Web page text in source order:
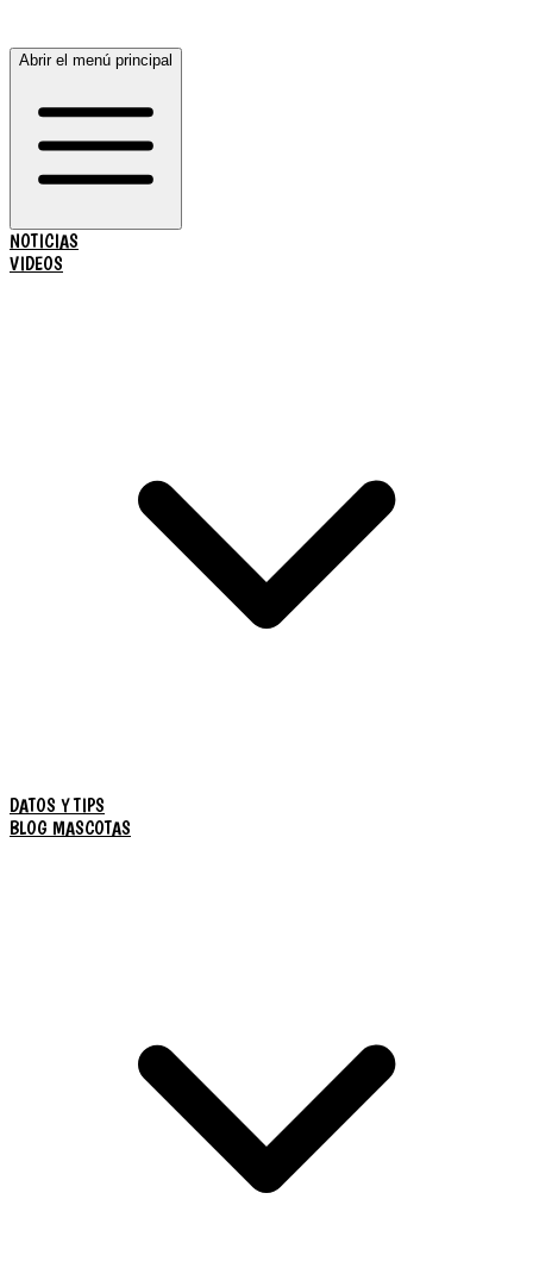
Abrir el menú principal
NOTICIAS
VIDEOS
DATOS Y TIPS
BLOG MASCOTAS